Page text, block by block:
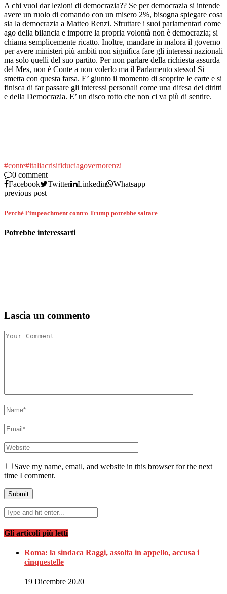
A chi vuol dar lezioni di democrazia?? Se per democrazia si intende
avere un ruolo di comando con un misero 2%, bisogna spiegare cosa
sia la democrazia a Matteo Renzi. Sfruttare i suoi parlamentari come
ago della bilancia e imporre la propria volontà non è democrazia; si
chiama semplicemente ricatto. Inoltre, mandare in malora il governo
per avere ministeri più ambiti non significa fare gli interessi nazionali
ma solo quelli del suo partito. Per non parlare della richiesta assurda
del Mes, non è Conte a non volerlo ma il Parlamento stesso! Si
smetta con questa farsa. E’ giunto il momento di scoprire le carte e si
finisca di far passare gli interessi personali come una difesa dei diritti
e della Democrazia. E’ un disco rotto che non ci va più di sentire.
#conte#italiacrisifiduciagovernorenzi
0 comment
Facebook
Twitter Linkedin
Whatsapp
previous post
Perché l’impeachment contro Trump potrebbe saltare
Potrebbe interessarti
Lascia un commento
Save my name, email, and website in this browser for the next
time I comment.
Gli articoli più letti
Roma: la sindaca Raggi, assolta in appello, accusa i
cinquestelle
19 Dicembre 2020